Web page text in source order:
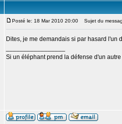
Posté le: 18 Mar 2010 20:00 Sujet du
Dites, je me demandais si par hasard
Si un éléphant prend la défense d'un